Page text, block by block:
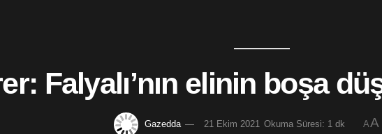
Falyalı’nın elinin boşa
Gazedda 21 Ekim 2021 Okuma Süresi: 1 dk AA